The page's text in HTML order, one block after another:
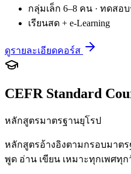
กลุ่มเล็ก 6–8 คน · ทดสอ
เรียนสด + e-Learning
ดูรายละเอียดคอร์ส
CEFR Standard
หลักสูตรมาตรฐานยุโรป
หลักสูตรอ้างอิงตามกรอบมาตร
พูด อ่าน เขียน เหมาะทุกเพศทุก